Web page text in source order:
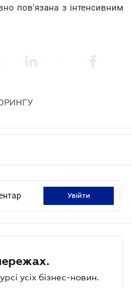
пов'язана з інтенсивним
увійти
усіх бізнес-новин.